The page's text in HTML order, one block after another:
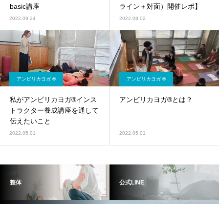
basic講座
2022.09.24
ライン＋対面）開催レポ】
2022.08.02
アンビリカヨガ ®︎
私がアンビリカヨガ®︎インス
トラクター養成講座を通して
伝えたいこと
2022.05.01
アンビリカヨガ ®︎
アンビリカヨガ®︎とは？
2022.05.01
整体 公式LINE